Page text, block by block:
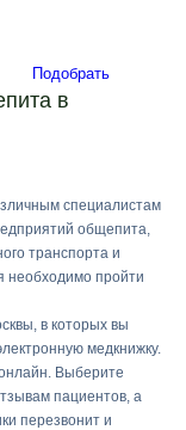
Подобрать
в
специалистам
общепита,
транспорта и
необходимо пройти
в которых вы
медкнижку.
Выберите
пациентов, а
перезвонит и